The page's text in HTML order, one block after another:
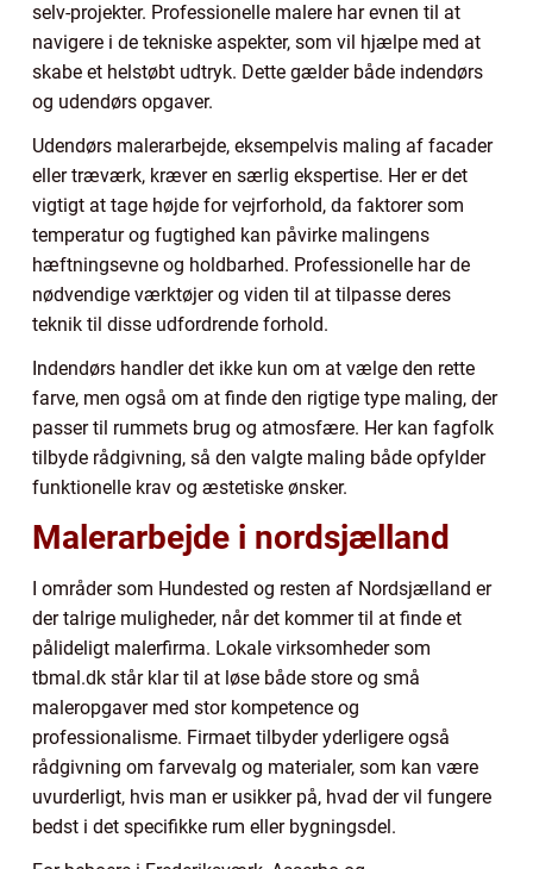
selv-projekter. Professionelle malere har evnen til at
navigere i de tekniske aspekter, som vil hjælpe med at
skabe et helstøbt udtryk. Dette gælder både indendørs
og udendørs opgaver.
Udendørs malerarbejde, eksempelvis maling af facader
eller træværk, kræver en særlig ekspertise. Her er det
vigtigt at tage højde for vejrforhold, da faktorer som
temperatur og fugtighed kan påvirke malingens
hæftningsevne og holdbarhed. Professionelle har de
nødvendige værktøjer og viden til at tilpasse deres
teknik til disse udfordrende forhold.
Indendørs handler det ikke kun om at vælge den rette
farve, men også om at finde den rigtige type maling, der
passer til rummets brug og atmosfære. Her kan fagfolk
tilbyde rådgivning, så den valgte maling både opfylder
funktionelle krav og æstetiske ønsker.
Malerarbejde i nordsjælland
I områder som Hundested og resten af Nordsjælland er
der talrige muligheder, når det kommer til at finde et
pålideligt malerfirma. Lokale virksomheder som
tbmal.dk står klar til at løse både store og små
maleropgaver med stor kompetence og
professionalisme. Firmaet tilbyder yderligere også
rådgivning om farvevalg og materialer, som kan være
uvurderligt, hvis man er usikker på, hvad der vil fungere
bedst i det specifikke rum eller bygningsdel.